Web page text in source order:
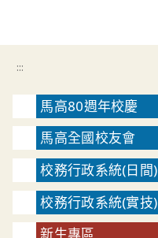
:::
馬高80週年校慶
馬高全國校友會
校務行政系統(日間)
校務行政系統(實技)
新生專區